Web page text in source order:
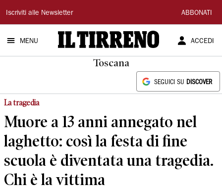
Il
Tirreno
Iscriviti alle Newsletter ABBONATI
MENU ACCEDI
Toscana
SEGUICI SU DISCOVER
La tragedia
Muore a 13 anni annegato nel
laghetto: così la festa di fine
scuola è diventata una tragedia.
Chi è la vittima